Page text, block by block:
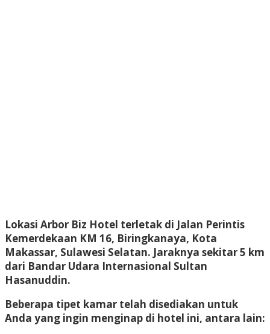
Lokasi Arbor Biz Hotel terletak di Jalan Perintis
Kemerdekaan KM 16, Biringkanaya, Kota
Makassar, Sulawesi Selatan. Jaraknya sekitar 5 km
dari Bandar Udara Internasional Sultan
Hasanuddin.
Beberapa tipet kamar telah disediakan untuk
Anda yang ingin menginap di hotel ini, antara lain: